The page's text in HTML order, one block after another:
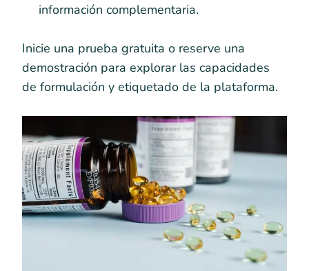
información complementaria.
Inicie una prueba gratuita o reserve una
demostración para explorar las capacidades
de formulación y etiquetado de la plataforma.